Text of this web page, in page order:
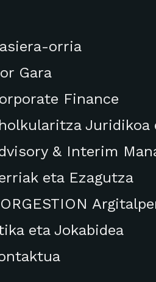
orria
Gara
Finance
Juridikoa
& Interim
eta Ezagutza
eta Jokabidea